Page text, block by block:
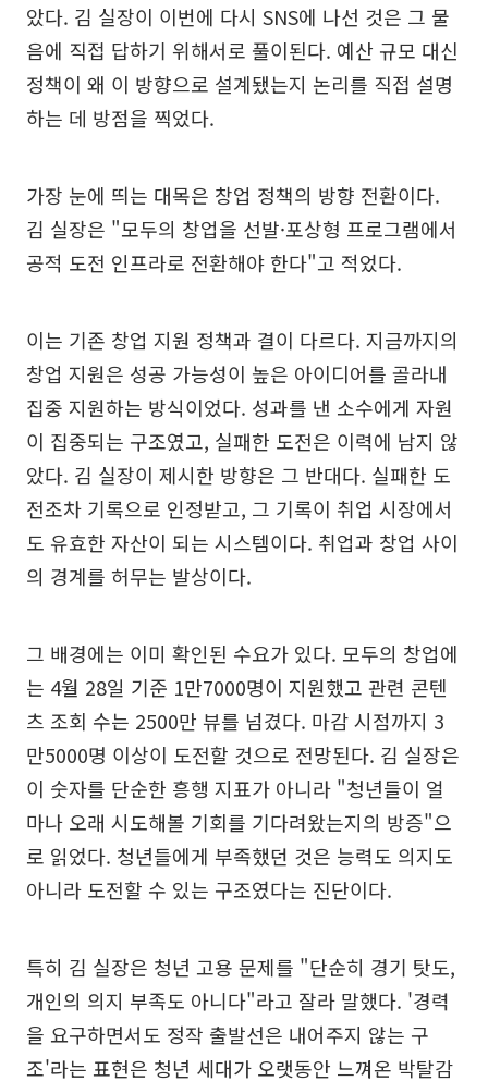
았다. 김 실장이 이번에 다시 SNS에 나선 것은 그 물
음에 직접 답하기 위해서로 풀이된다. 예산 규모 대신
정책이 왜 이 방향으로 설계됐는지 논리를 직접 설명
하는 데 방점을 찍었다.
가장 눈에 띄는 대목은 창업 정책의 방향 전환이다.
김 실장은 "모두의 창업을 선발·포상형 프로그램에서
공적 도전 인프라로 전환해야 한다"고 적었다.
이는 기존 창업 지원 정책과 결이 다르다. 지금까지의
창업 지원은 성공 가능성이 높은 아이디어를 골라내
집중 지원하는 방식이었다. 성과를 낸 소수에게 자원
이 집중되는 구조였고, 실패한 도전은 이력에 남지 않
았다. 김 실장이 제시한 방향은 그 반대다. 실패한 도
전조차 기록으로 인정받고, 그 기록이 취업 시장에서
도 유효한 자산이 되는 시스템이다. 취업과 창업 사이
의 경계를 허무는 발상이다.
그 배경에는 이미 확인된 수요가 있다. 모두의 창업에
는 4월 28일 기준 1만7000명이 지원했고 관련 콘텐
츠 조회 수는 2500만 뷰를 넘겼다. 마감 시점까지 3
만5000명 이상이 도전할 것으로 전망된다. 김 실장은
이 숫자를 단순한 흥행 지표가 아니라 "청년들이 얼
마나 오래 시도해볼 기회를 기다려왔는지의 방증"으
로 읽었다. 청년들에게 부족했던 것은 능력도 의지도
아니라 도전할 수 있는 구조였다는 진단이다.
특히 김 실장은 청년 고용 문제를 "단순히 경기 탓도,
개인의 의지 부족도 아니다"라고 잘라 말했다. '경력
을 요구하면서도 정작 출발선은 내어주지 않는 구
조'라는 표현은 청년 세대가 오랫동안 느껴온 박탈감